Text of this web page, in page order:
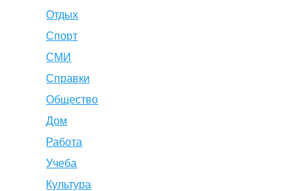
Отдых
Спорт
СМИ
Справки
Общество
Дом
Работа
Учеба
Культура